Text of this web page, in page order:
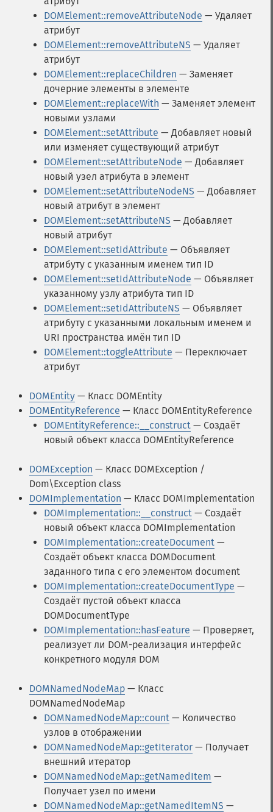
DOMElement::removeAttributeNode — Удаляет
атрибут
DOMElement::removeAttributeNS — Удаляет
атрибут
DOMElement::replaceChildren — Заменяет
дочерние элементы в элементе
DOMElement::replaceWith — Заменяет элемент
новыми узлами
DOMElement::setAttribute — Добавляет новый
или изменяет существующий атрибут
DOMElement::setAttributeNode — Добавляет
новый узел атрибута в элемент
DOMElement::setAttributeNodeNS — Добавляет
новый атрибут в элемент
DOMElement::setAttributeNS — Добавляет
новый атрибут
DOMElement::setIdAttribute — Объявляет
атрибуту c указанным именем тип ID
DOMElement::setIdAttributeNode — Объявляет
указанному узлу атрибута тип ID
DOMElement::setIdAttributeNS — Объявляет
атрибуту с указанными локальным именем и
URI пространства имён тип ID
DOMElement::toggleAttribute — Переключает
атрибут
DOMEntity — Класс DOMEntity
DOMEntityReference — Класс DOMEntityReference
DOMEntityReference::__construct — Создаёт
новый объект класса DOMEntityReference
DOMException — Класс DOMException /
Dom\Exception class
DOMImplementation — Класс DOMImplementation
DOMImplementation::__construct — Создаёт
новый объект класса DOMImplementation
DOMImplementation::createDocument —
Создаёт объект класса DOMDocument
заданного типа с его элементом document
DOMImplementation::createDocumentType —
Создаёт пустой объект класса
DOMDocumentType
DOMImplementation::hasFeature — Проверяет,
реализует ли DOM-реализация интерфейс
конкретного модуля DOM
DOMNamedNodeMap — Класс
DOMNamedNodeMap
DOMNamedNodeMap::count — Количество
узлов в отображении
DOMNamedNodeMap::getIterator — Получает
внешний итератор
DOMNamedNodeMap::getNamedItem —
Получает узел по имени
DOMNamedNodeMap::getNamedItemNS —